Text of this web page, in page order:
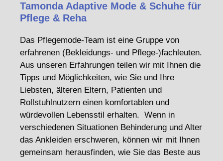
Tamonda Adaptive Mode & Schuhe für
Pflege & Reha
Das Pflegemode-Team ist eine Gruppe von
erfahrenen (Bekleidungs- und Pflege-)fachleuten.
Aus unseren Erfahrungen teilen wir mit Ihnen die
Tipps und Möglichkeiten, wie Sie und Ihre
Liebsten, älteren Eltern, Patienten und
Rollstuhlnutzern einen komfortablen und
würdevollen Lebensstil erhalten. Wenn in
verschiedenen Situationen Behinderung und Alter
das Ankleiden erschweren, können wir mit Ihnen
gemeinsam herausfinden, wie Sie das Beste aus